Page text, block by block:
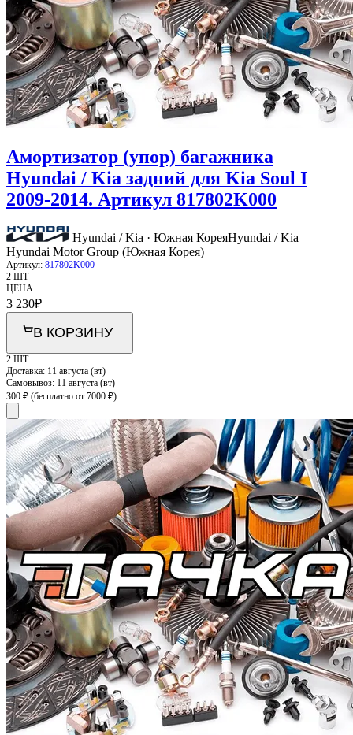
Амортизатор (упор) багажника
Hyundai / Kia задний для Kia Soul I
2009-2014. Артикул 817802K000
Hyundai / Kia · Южная КореяHyundai / Kia —
Hyundai Motor Group (Южная Корея)
Артикул: 817802K000
2 ШТ
ЦЕНА
3 230₽
В КОРЗИНУ
2 ШТ
Доставка: 11 августа (вт)
Самовывоз: 11 августа (вт)
300 ₽ (бесплатно от 7000 ₽)